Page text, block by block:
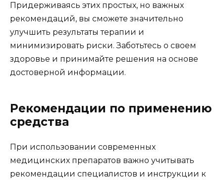
Придерживаясь этих простых, но важных
рекомендаций, вы сможете значительно
улучшить результаты терапии и
минимизировать риски. Заботьтесь о своем
здоровье и принимайте решения на основе
достоверной информации.
Рекомендации по применению
средства
При использовании современных
медицинских препаратов важно учитывать
рекомендации специалистов и инструкции к